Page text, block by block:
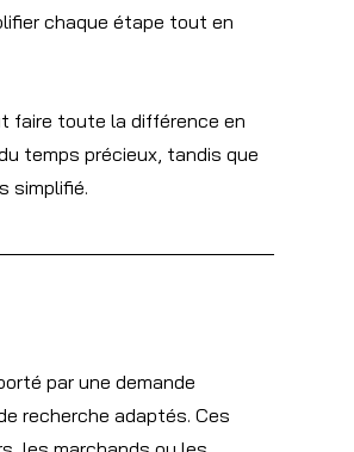
chaque étape tout en
faire toute la différence en
temps précieux, tandis que
simplifié.
par une demande
recherche adaptés. Ces